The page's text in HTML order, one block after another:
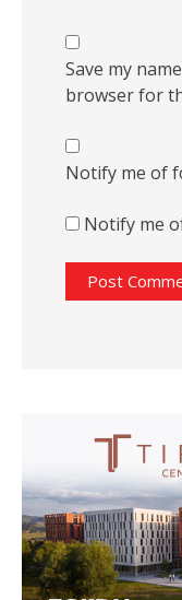
Save my
browser for
Notify me of
Notify me